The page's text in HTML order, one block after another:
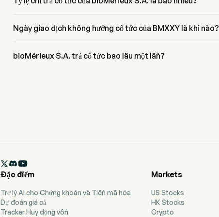
Ngày giao dịch không hưởng cổ tức của BMXXY là khi nào?
bioMérieux S.A. trả cổ tức bao lâu một lần?

Đặc điểm
Trợ lý AI cho Chứng khoán và Tiền mã hóa
Dự đoán giá cả
Tracker Huy động vốn
Markets
US Stocks
HK Stocks
Crypto